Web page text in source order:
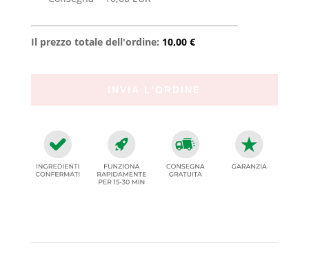
Il prezzo totale dell'ordine: 10,00 €